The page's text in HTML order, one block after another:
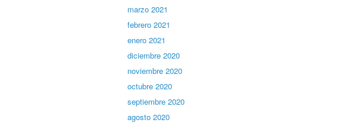
marzo 2021
febrero 2021
enero 2021
diciembre 2020
noviembre 2020
octubre 2020
septiembre 2020
agosto 2020